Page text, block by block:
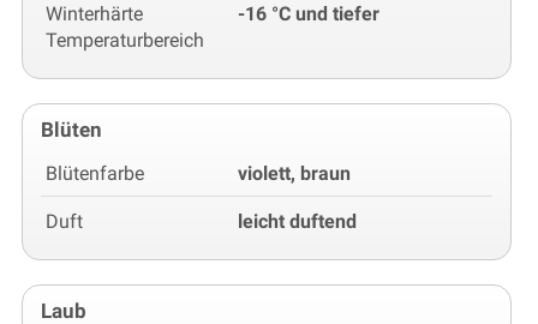
Winterhärte
Temperaturbereich
-16 °C und tiefer
Blüten
Blütenfarbe violett, braun
Duft leicht duftend
Laub